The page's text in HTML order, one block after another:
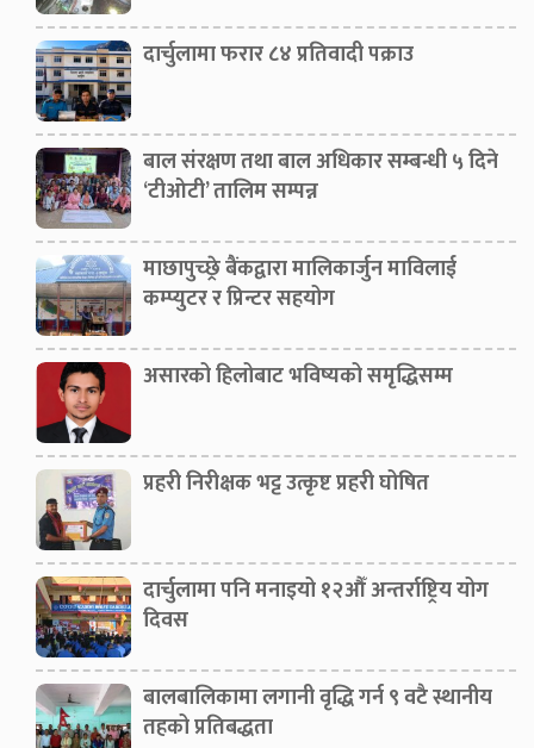
दार्चुलामा फरार ८४ प्रतिवादी पक्राउ
बाल संरक्षण तथा बाल अधिकार सम्बन्धी ५ दिने
‘टीओटी’ तालिम सम्पन्न
माछापुच्छ्रे बैंकद्वारा मालिकार्जुन माविलाई
कम्प्युटर र प्रिन्टर सहयोग
असारको हिलोबाट भविष्यको समृद्धिसम्म
प्रहरी निरीक्षक भट्ट उत्कृष्ट प्रहरी घोषित
दार्चुलामा पनि मनाइयो १२औँ अन्तर्राष्ट्रिय योग
दिवस
बालबालिकामा लगानी वृद्धि गर्न ९ वटै स्थानीय
तहको प्रतिबद्धता